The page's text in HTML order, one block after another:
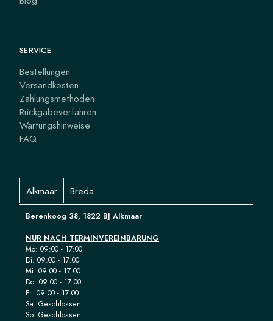
SERVICE
Bestellungen
Versandkosten
Zahlungsmethoden
Rückgabeverfahren
Wartungshinweise
FAQ
Alkmaar Breda
Berenkoog 38, 1822 BJ Alkmaar
NUR NACH TERMINVEREINBARUNG
Mo: 09:00 - 17:00
Di: 09:00 - 17:00
Mi: 09:00 - 17:00
Do: 09:00 - 17:00
Fr: 09:00 - 17:00
Sa: Geschlossen
So: Geschlossen